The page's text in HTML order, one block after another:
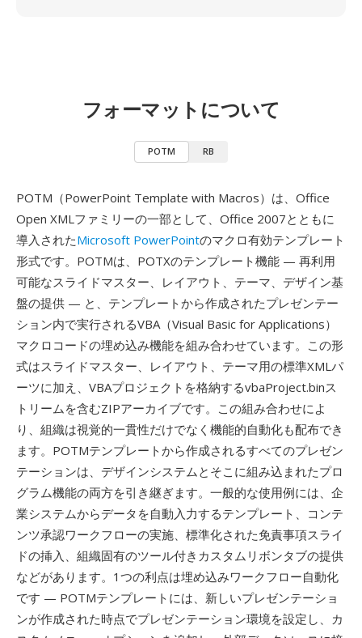
フォーマットについて
POTM RB
POTM（PowerPoint Template with Macros）は、Office
Open XMLファミリーの一部として、Office 2007とともに
導入されたMicrosoft PowerPointのマクロ有効テンプレート
形式です。POTMは、POTXのテンプレート機能 — 再利用
可能なスライドマスター、レイアウト、テーマ、デザイン基
盤の提供 — と、テンプレートから作成されたプレゼンテー
ション内で実行されるVBA（Visual Basic for Applications）
マクロコードの埋め込み機能を組み合わせています。この形
式はスライドマスター、レイアウト、テーマ用の標準XMLパ
ーツに加え、VBAプロジェクトを格納するvbaProject.binス
トリームを含むZIPアーカイブです。この組み合わせによ
り、組織は視覚的一貫性だけでなく機能的自動化も配布でき
ます。POTMテンプレートから作成されるすべてのプレゼン
テーションは、デザインシステムとそこに組み込まれたプロ
グラム機能の両方を引き継ぎます。一般的な使用例には、企
業システムからデータを自動入力するテンプレート、コンテ
ンツ承認ワークフローの実施、標準化された免責事項スライ
ドの挿入、組織固有のツール付きカスタムリボンタブの提供
などがあります。1つの利点は埋め込みワークフロー自動化
です — POTMテンプレートには、新しいプレゼンテーショ
ンが作成された時点でプレゼンテーション環境を設定し、カ